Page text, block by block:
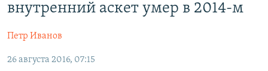
главной
навигации
Вернутся
11 ЛЕТ ОККУПАЦИИ КРЫМА. 11 ИСТОРИЙ СОПРОТИВЛЕНИЯ
ЕЩЕ
ИНТЕРАКТИВ
РАДІО СВОБОДА
внутренний аскет умер в 2014-м
Петр Иванов
26 августа 2016, 07:15